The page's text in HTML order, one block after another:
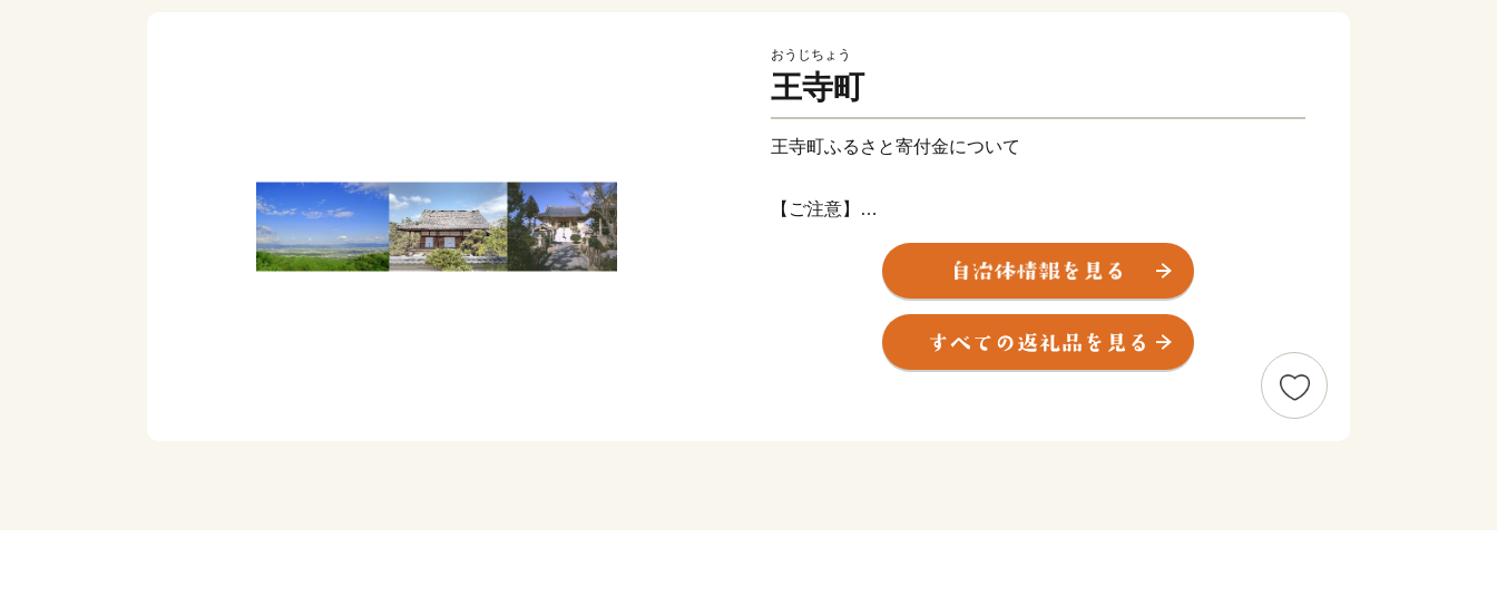
おうじちょう
王寺町
王寺町ふるさと寄付金について
【ご注意】
※特典の送付は、王寺町外にお住まいの方に限らせていただきま
※お礼の品を受け取ることによる経済的利益については、一時所得
に該当します。
※寄付につきましては、年度内の回数制限は現在設けておりませ